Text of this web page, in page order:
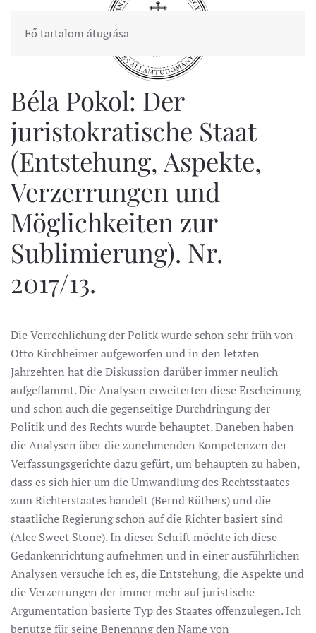
Fő tartalom átugrása
Béla Pokol: Der
juristokratische Staat
(Entstehung, Aspekte,
Verzerrungen und
Möglichkeiten zur
Sublimierung). Nr.
2017/13.
Die Verrechlichung der Politk wurde schon sehr früh von
Otto Kirchheimer aufgeworfen und in den letzten
Jahrzehten hat die Diskussion darüber immer neulich
aufgeflammt. Die Analysen erweiterten diese Erscheinung
und schon auch die gegenseitige Durchdringung der
Politik und des Rechts wurde behauptet. Daneben haben
die Analysen über die zunehmenden Kompetenzen der
Verfassungsgerichte dazu gefürt, um behaupten zu haben,
dass es sich hier um die Umwandlung des Rechtsstaates
zum Richterstaates handelt (Bernd Rüthers) und die
staatliche Regierung schon auf die Richter basiert sind
(Alec Sweet Stone). In dieser Schrift möchte ich diese
Gedankenrichtung aufnehmen und in einer ausführlichen
Analysen versuche ich es, die Entstehung, die Aspekte und
die Verzerrungen der immer mehr auf juristische
Argumentation basierte Typ des Staates offenzulegen. Ich
benutze für seine Benennng den Name von